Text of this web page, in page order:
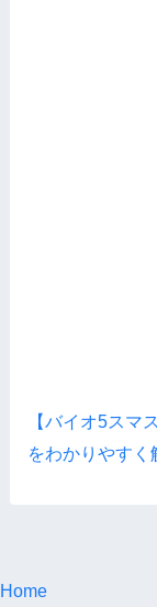
【バイオ5スマ
をわかりやすく
Home